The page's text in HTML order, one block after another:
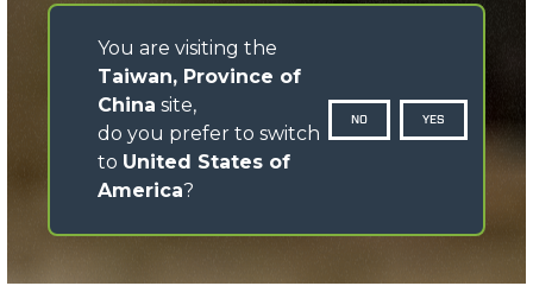
You are visiting the
Taiwan, Province of
China site,
do you prefer to switch
to United States of
America?
NO YES